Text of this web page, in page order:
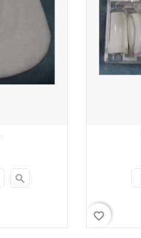
search
favorite_border